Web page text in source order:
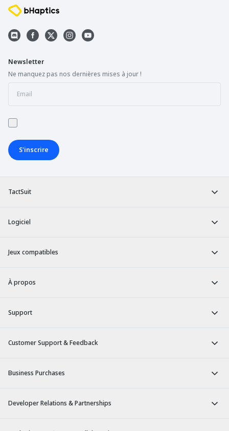
TactSuit
Logiciel
Jeux compatibles
À propos
Support
Customer Support & Feedback
Business Purchases
Developer Relations & Partnerships
Newsletter
Ne manquez pas nos dernières mises à jour !
S'inscrire